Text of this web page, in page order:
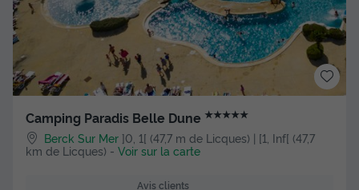
Camping Paradis Belle Dune ★★★★★
Berck Sur Mer ]0, 1[ (47,7 m de Licques) | [1, Inf[ (47,7
km de Licques) - Voir sur la carte
Avis clients